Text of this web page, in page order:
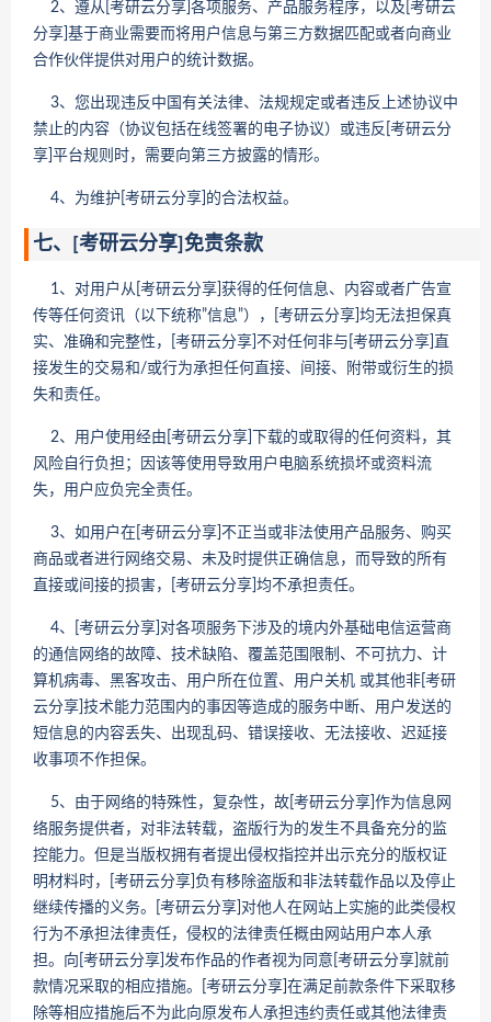
2、遵从[考研云分享]各项服务、产品服务程序，以及[考研云
分享]基于商业需要而将用户信息与第三方数据匹配或者向商业
合作伙伴提供对用户的统计数据。
3、您出现违反中国有关法律、法规规定或者违反上述协议中
禁止的内容（协议包括在线签署的电子协议）或违反[考研云分
享]平台规则时，需要向第三方披露的情形。
4、为维护[考研云分享]的合法权益。
七、[考研云分享]免责条款
1、对用户从[考研云分享]获得的任何信息、内容或者广告宣
传等任何资讯（以下统称”信息”），[考研云分享]均无法担保真
实、准确和完整性，[考研云分享]不对任何非与[考研云分享]直
接发生的交易和/或行为承担任何直接、间接、附带或衍生的损
失和责任。
2、用户使用经由[考研云分享]下载的或取得的任何资料，其
风险自行负担；因该等使用导致用户电脑系统损坏或资料流
失，用户应负完全责任。
3、如用户在[考研云分享]不正当或非法使用产品服务、购买
商品或者进行网络交易、未及时提供正确信息，而导致的所有
直接或间接的损害，[考研云分享]均不承担责任。
4、[考研云分享]对各项服务下涉及的境内外基础电信运营商
的通信网络的故障、技术缺陷、覆盖范围限制、不可抗力、计
算机病毒、黑客攻击、用户所在位置、用户关机 或其他非[考研
云分享]技术能力范围内的事因等造成的服务中断、用户发送的
短信息的内容丢失、出现乱码、错误接收、无法接收、迟延接
收事项不作担保。
5、由于网络的特殊性，复杂性，故[考研云分享]作为信息网
络服务提供者，对非法转载，盗版行为的发生不具备充分的监
控能力。但是当版权拥有者提出侵权指控并出示充分的版权证
明材料时，[考研云分享]负有移除盗版和非法转载作品以及停止
继续传播的义务。[考研云分享]对他人在网站上实施的此类侵权
行为不承担法律责任，侵权的法律责任概由网站用户本人承
担。向[考研云分享]发布作品的作者视为同意[考研云分享]就前
款情况采取的相应措施。[考研云分享]在满足前款条件下采取移
除等相应措施后不为此向原发布人承担违约责任或其他法律责